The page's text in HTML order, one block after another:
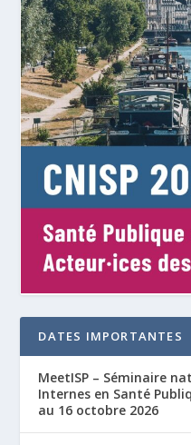
DATES IMPORTANTES
MeetISP – Séminaire
Internes en Santé
au 16 octobre 2026